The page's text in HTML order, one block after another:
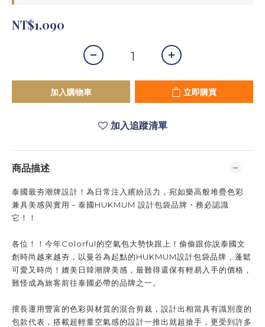
NT$1,090
加入購物車 立即購買
加入追蹤清單
商品描述
泰國最夯潮牌設計！為日常注入繽紛活力，宛如樂高般堆疊色彩
兼具美感與實用－泰國HUKMUM 設計包袋品牌・務必認識
它！！
各位！！今年Colorful的空氣包大勢快跟上！偷偷跟你說泰國文
創時尚越來越夯，以曼谷為起點的HUKMUM設計包袋品牌，蓬鬆
可愛又時尚！媲美日韓潮牌美感，最難得還保有輕易入手的價格，
難怪成為旅客前往泰國必帶的品牌之一。
擅長運用豐富的色彩與材質的混合剪裁，設計出相當具有識別度的
包款代表，搭載超輕量空氣感的設計一推出就超搶手，更受到許多